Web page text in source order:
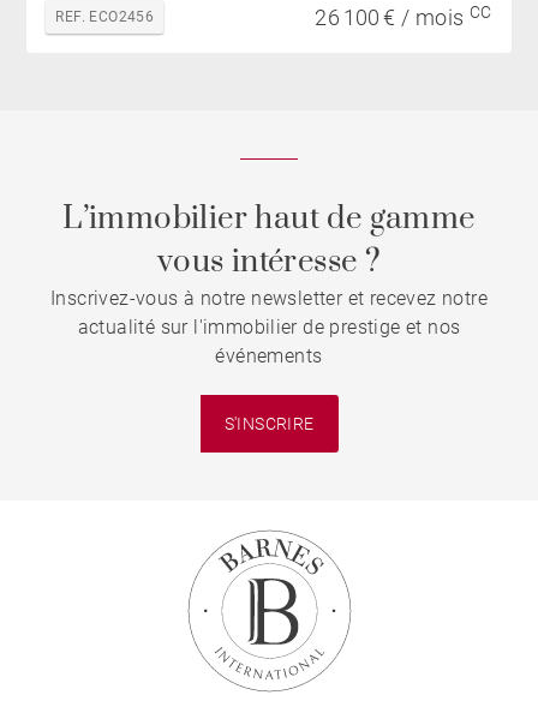
REF. ECO2456 26 100 € / mois CC
L’immobilier haut de gamme
vous intéresse ?
Inscrivez-vous à notre newsletter et recevez notre
actualité sur l'immobilier de prestige et nos
événements
S'INSCRIRE